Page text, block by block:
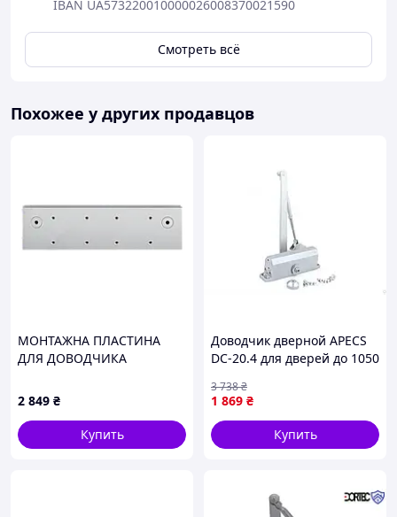
IBAN UA573220010000026008370021590
Смотреть всё
Похожее у других продавцов
МОНТАЖНА ПЛАСТИНА
ДЛЯ ДОВОДЧИКА
2 849 ₴
Купить
Доводчик дверной APECS
DC-20.4 для дверей до 1050
функцией блокировки в
открытом положении
1 869 ₴
3 738₴
Купить